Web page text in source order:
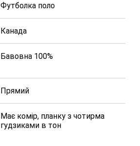
Футболка поло
Канада
Бавовна 100%
Прямий
Має комір, планку з чотирма
гудзиками в тон